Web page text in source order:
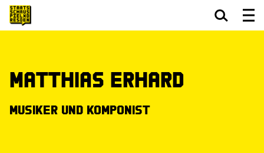
Matthias Erhard
Musiker und Komponist